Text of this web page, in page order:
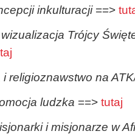
inkulturacji==>
Trójcy
i religioznawstwo na
ludzka ==> tutaj
i misjonarze w